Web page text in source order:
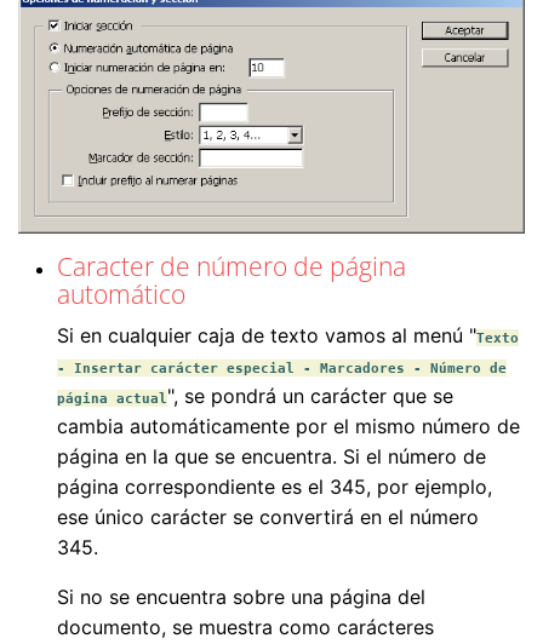
Caracter de número de página
automático
Si en cualquier caja de texto vamos al menú "Texto
- Insertar carácter especial - Marcadores - Número de
página actual", se pondrá un carácter que se
cambia automáticamente por el mismo número de
página en la que se encuentra. Si el número de
página correspondiente es el 345, por ejemplo,
ese único carácter se convertirá en el número
345.
Si no se encuentra sobre una página del
documento, se muestra como carácteres